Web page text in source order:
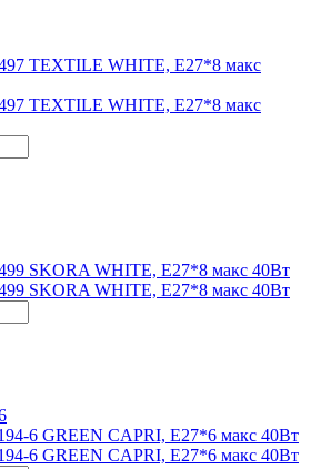
TEXTILE WHITE, E27*8 макс
TEXTILE WHITE, E27*8 макс
SKORA WHITE, E27*8 макс 40Вт
SKORA WHITE, E27*8 макс 40Вт
6 GREEN CAPRI, Е27*6 макс 40Вт
6 GREEN CAPRI, Е27*6 макс 40Вт